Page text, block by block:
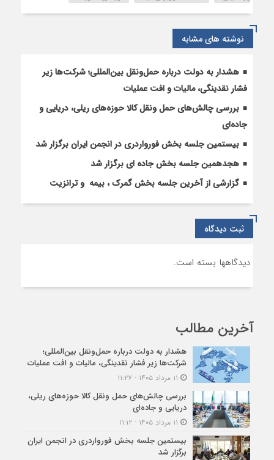
جنوب
جدی
است
نوشته های مشابه
هشدار به دولت درباره حمل‌ونقل بین‌المللی؛ شرکت‌ها زیر
فشار نقدینگی، مالیات و افت عملیات
بررسی چالش‌های حمل ونقل کالا حوزه‌های ریلی، دریایی و
جاده‌ای
بیستمین جلسه بخش فورواردری در انجمن ایران برگزار شد
هجدهمین جلسه بخش جاده ای برگزار شد
گزارشی از آخرین جلسه بخش گمرک ، بیمه و ترانزیت
ثبت دیدگاه
دیدگاهها بسته است.
آخرین مطالب
هشدار به دولت درباره حمل‌ونقل بین‌المللی؛
شرکت‌ها زیر فشار نقدینگی، مالیات و افت عملیات
بررسی چالش‌های حمل ونقل کالا حوزه‌های ریلی،
دریایی و جاده‌ای
بیستمین جلسه بخش فورواردری در انجمن ایران
برگزار شد